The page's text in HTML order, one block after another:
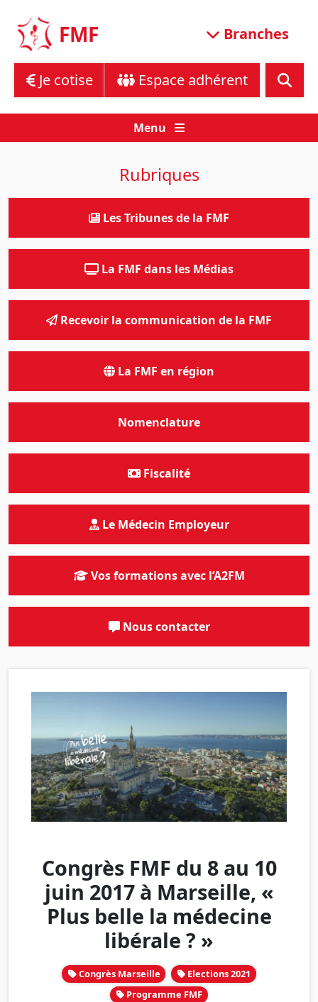
content
FMF Branches
Je cotise Espace adhérent
Menu
Congrès FMF du 8 au 10
juin 2017 à Marseille, «
Plus belle la médecine
libérale ? »
Congrès Marseille
Elections 2021
Programme FMF
Rubriques
Les Tribunes de la FMF
La FMF dans les Médias
Recevoir la communication de la FMF
La FMF en région
Nomenclature
Fiscalité
Le Médecin Employeur
Vos formations avec l’A2FM
Nous contacter